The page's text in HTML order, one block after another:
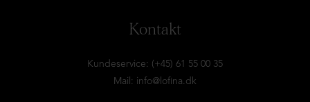
Kontakt
Kundeservice: (+45) 61 55 00 35
Mail: info@lofina.dk